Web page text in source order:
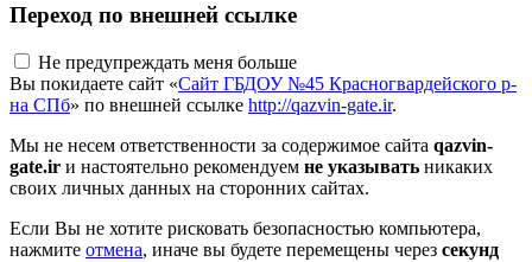
Переход по внешней ссылке
Не предупреждать меня больше
Вы покидаете сайт «Сайт ГБДОУ №45 Красногвардейского р-
на СПб» по внешней ссылке http://qazvin-gate.ir.
Мы не несем ответственности за содержимое сайта qazvin-
gate.ir и настоятельно рекомендуем не указывать никаких
своих личных данных на сторонних сайтах.
Если Вы не хотите рисковать безопасностью компьютера,
нажмите отмена, иначе вы будете перемещены через секунд